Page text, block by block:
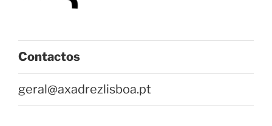
Contactos
geral@axadrezlisboa.pt